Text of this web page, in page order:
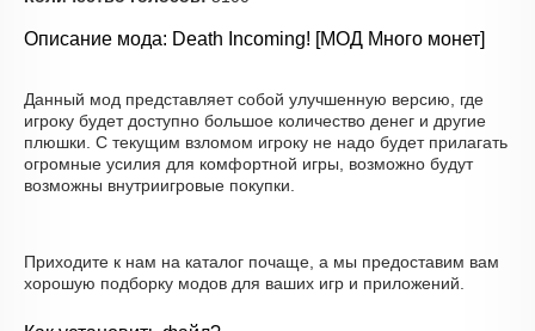
Описание мода: Death Incoming! [МОД Много монет]
Данный мод представляет собой улучшенную версию, где
игроку будет доступно большое количество денег и другие
плюшки. С текущим взломом игроку не надо будет прилагать
огромные усилия для комфортной игры, возможно будут
возможны внутриигровые покупки.
Приходите к нам на каталог почаще, а мы предоставим вам
хорошую подборку модов для ваших игр и приложений.